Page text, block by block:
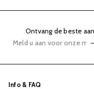
Ontvang de beste
Abonneren
Meld
voor
Info & FAQ